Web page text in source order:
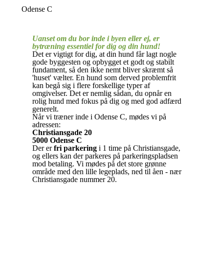
Odense C
Uanset om du bor inde i byen eller ej, er
bytræning essentiel for dig og din hund!
Det er vigtigt for dig, at din hund får lagt nogle
gode byggesten og opbygget et godt og stabilt
fundament, så den ikke nemt bliver skræmt så
'huset' vælter. En hund som derved problemfrit
kan begå sig i flere forskellige typer af
omgivelser. Det er nemlig sådan, du opnår en
rolig hund med fokus på dig og med god adfærd
generelt.
Når vi træner inde i Odense C, mødes vi på
adressen:
Christiansgade 20
5000 Odense C
Der erfri parkering i 1 time på Christiansgade,
og ellers kan der parkeres på parkeringspladsen
mod betaling. Vi mødes på det store grønne
område med den lille legeplads, ned til åen - nær
Christiansgade nummer 20.